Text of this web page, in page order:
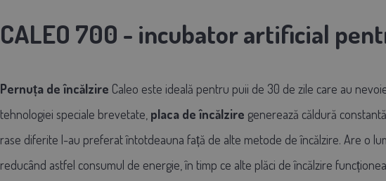
CALEO 700 - incubator artificial
Pernuța de încălzire Caleo este ideală pentru puii de 30 de zile care au
tehnologiei speciale brevetate, placa de încălzire generează căldură
rase diferite l-au preferat întotdeauna față de alte metode de încălzire. Are o
reducând astfel consumul de energie, în timp ce alte plăci de încălzire